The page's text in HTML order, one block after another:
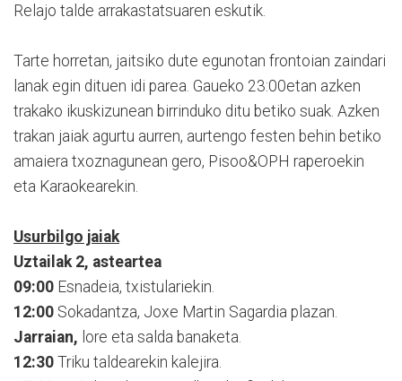
Relajo talde arrakastatsuaren eskutik.
Tarte horretan, jaitsiko dute egunotan frontoian zaindari
lanak egin dituen idi parea. Gaueko 23:00etan azken
trakako ikuskizunean birrinduko ditu betiko suak. Azken
trakan jaiak agurtu aurren, aurtengo festen behin betiko
amaiera txoznagunean gero, Pisoo&OPH raperoekin
eta Karaokearekin.
Usurbilgo jaiak
Uztailak 2, asteartea
09:00 Esnadeia, txistulariekin.
12:00 Sokadantza, Joxe Martin Sagardia plazan.
Jarraian, lore eta salda banaketa.
12:30 Triku taldearekin kalejira.